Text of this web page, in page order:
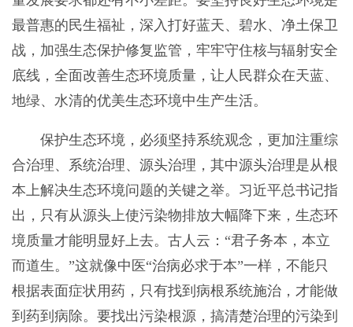
最普惠的民生福祉，深入打好蓝天、碧水、净土保卫
战，加强生态保护修复监管，牢牢守住核与辐射安全
底线，全面改善生态环境质量，让人民群众在天蓝、
地绿、水清的优美生态环境中生产生活。
保护生态环境，必须坚持系统观念，更加注重综
合治理、系统治理、源头治理，其中源头治理是从根
本上解决生态环境问题的关键之举。习近平总书记指
出，只有从源头上使污染物排放大幅降下来，生态环
境质量才能明显好上去。古人云：“君子务本，本立
而道生。”这就像中医“治病必求于本”一样，不能只
根据表面症状用药，只有找到病根系统施治，才能做
到药到病除。要找出污染根源，搞清楚治理的污染到